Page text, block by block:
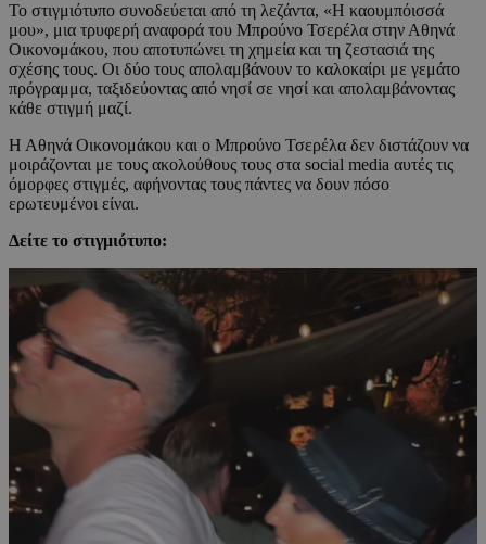
Το στιγμιότυπο συνοδεύεται από τη λεζάντα, «Η καουμπόισσά
μου», μια τρυφερή αναφορά του Μπρούνο Τσερέλα στην Αθηνά
Οικονομάκου, που αποτυπώνει τη χημεία και τη ζεστασιά της
σχέσης τους. Οι δύο τους απολαμβάνουν το καλοκαίρι με γεμάτο
πρόγραμμα, ταξιδεύοντας από νησί σε νησί και απολαμβάνοντας
κάθε στιγμή μαζί.
Η Αθηνά Οικονομάκου και ο Μπρούνο Τσερέλα δεν διστάζουν να
μοιράζονται με τους ακολούθους τους στα social media αυτές τις
όμορφες στιγμές, αφήνοντας τους πάντες να δουν πόσο
ερωτευμένοι είναι.
Δείτε το στιγμιότυπο: